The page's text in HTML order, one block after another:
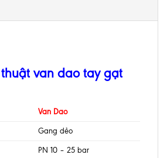
van dao tay gạt
Van Dao
Gang dẻo
PN 10 – 25 bar